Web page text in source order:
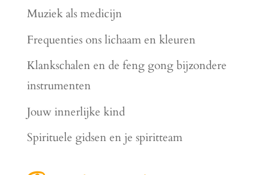
Muziek als medicijn
Frequenties ons lichaam en kleuren
Klankschalen en de feng gong bijzondere
instrumenten
Jouw innerlijke kind
Spirituele gidsen en je spiritteam